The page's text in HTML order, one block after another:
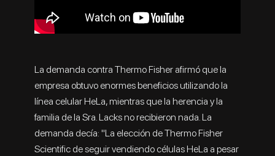
La demanda contra Thermo Fisher afirmó que la
empresa obtuvo enormes beneficios utilizando la
línea celular HeLa, mientras que la herencia y la
familia de la Sra. Lacks no recibieron nada. La
demanda decía: "La elección de Thermo Fisher
Scientific de seguir vendiendo células HeLa a pesar